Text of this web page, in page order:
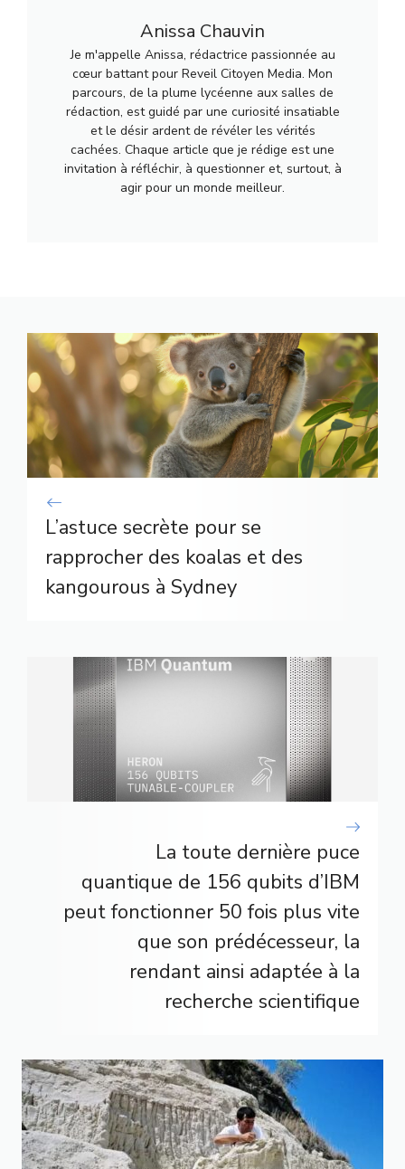
Anissa Chauvin
Je m'appelle Anissa, rédactrice passionnée au
cœur battant pour Reveil Citoyen Media. Mon
parcours, de la plume lycéenne aux salles de
rédaction, est guidé par une curiosité insatiable
et le désir ardent de révéler les vérités
cachées. Chaque article que je rédige est une
invitation à réfléchir, à questionner et, surtout, à
agir pour un monde meilleur.
L’astuce secrète pour se
rapprocher des koalas et des
kangourous à Sydney
La toute dernière puce
quantique de 156 qubits d’IBM
peut fonctionner 50 fois plus vite
que son prédécesseur, la
rendant ainsi adaptée à la
recherche scientifique